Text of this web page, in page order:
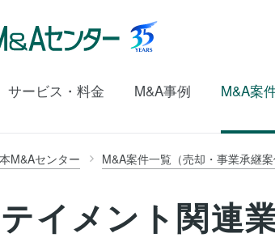
サービス・料金 M&A事例 M&A案
M&Aセンター M&A案件一覧（売却・事業承継案
イメント関連